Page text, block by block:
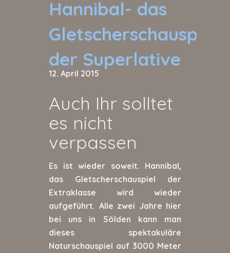
Hannibal- das
Gletscherschauspiel
der Superlative
12. April 2015
Auch Ihr solltet
es nicht
verpassen
Es ist wieder soweit. Hannibal,
das Gletscherschauspiel der
Extraklasse wird wieder
aufgeführt. Alle zwei Jahre hier
bei uns in Sölden kann man
dieses spektakuläre
Naturschauspiel auf 3000 Meter